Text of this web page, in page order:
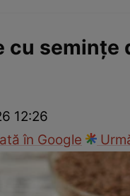
cu seminţe
12:26
în Google